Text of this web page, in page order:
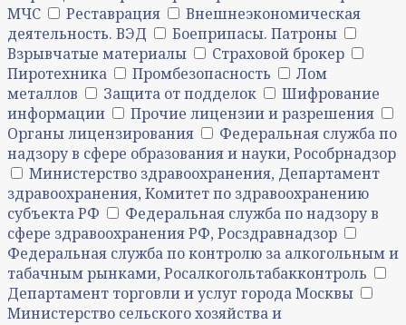
МЧС
Реставрация
Внешнеэкономическая
деятельность. ВЭД
Боеприпасы. Патроны
Взрывчатые материалы
Страховой брокер
Пиротехника
Промбезопасность
Лом
металлов
Защита от подделок
Шифрование
информации
Прочие лицензии и разрешения
Органы лицензирования
Федеральная служба по
надзору в сфере образования и науки, Рособрнадзор
Министерство здравоохранения, Департамент
здравоохранения, Комитет по здравоохранению
субъекта РФ
Федеральная служба по надзору в
сфере здравоохранения РФ, Росздравнадзор
Федеральная служба по контролю за алкогольным и
табачным рынками, Росалкогольтабакконтроль
Департамент торговли и услуг города Москвы
Министерство сельского хозяйства и